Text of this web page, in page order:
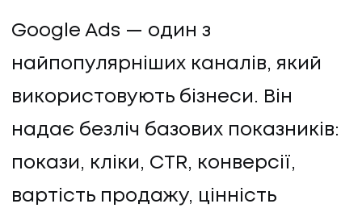
Google Ads — один з
найпопулярніших каналів, який
використовують бізнеси. Він
надає безліч базових показників:
покази, кліки, CTR, конверсії,
вартість продажу, цінність
КАР'ЄРА
КАР'ЄРА
БЛОГ
ПРО НАС